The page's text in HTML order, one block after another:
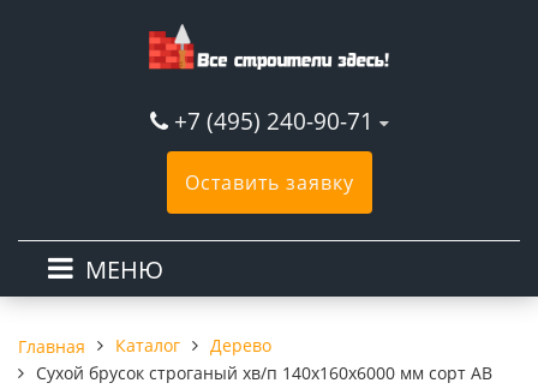
+7 (495) 240-90-71
Оставить заявку
МЕНЮ
Главная Каталог
Дерево
Сухой брусок строганый хв/п 140х160х6000 мм сорт АВ